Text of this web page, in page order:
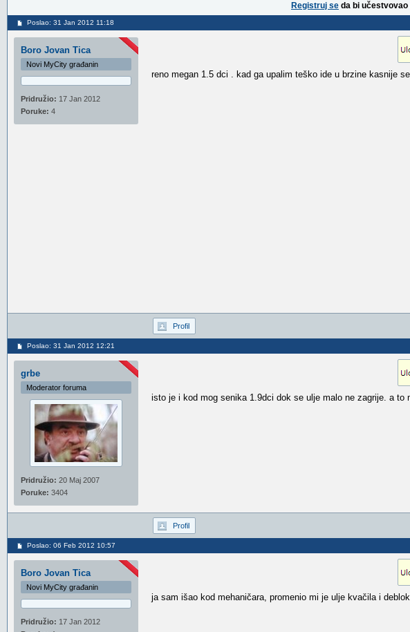
Registruj se da bi
Poslao: 31 Jan 2012 11:18
Boro Jovan Tica
Novi MyCity građanin
Pridružio: 17 Jan 2012
Poruke: 4
reno megan 1.5 dci . kad ga upalim teško ide u brzine kasnije
Profil
Poslao: 31 Jan 2012 12:21
grbe
Moderator foruma
Pridružio: 20 Maj 2007
Poruke: 3404
isto je i kod mog senika 1.9dci dok se ulje malo ne zagrije. a to
Profil
Poslao: 06 Feb 2012 10:57
Boro Jovan Tica
Novi MyCity građanin
Pridružio: 17 Jan 2012
ja sam išao kod mehaničara, promenio mi je ulje kvačila i